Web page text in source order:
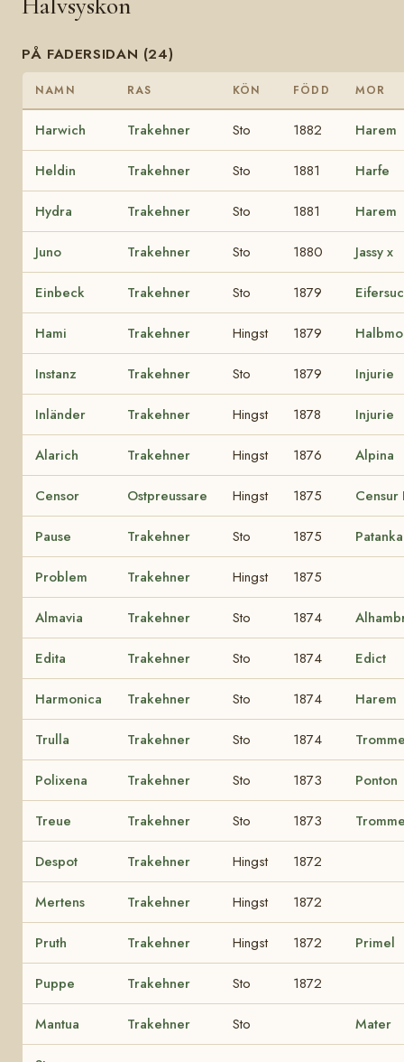
PÅ FADERSIDAN (24)
NAMN RAS KÖN FÖDD MOR
Harwich Trakehner Sto 1882 Harem
Heldin Trakehner Sto 1881 Harfe
Hydra Trakehner Sto 1881 Harem
Juno Trakehner Sto 1880 Jassy x
Einbeck Trakehner Sto 1879
Hami Trakehner Hingst 1879
Instanz Trakehner Sto 1879 Injurie
Inländer Trakehner Hingst 1878 Injurie
Alarich Trakehner Hingst 1876 Alpina
Censor Ostpreussare Hingst 1875 Censur
Pause Trakehner Sto 1875 Patanka
Problem Trakehner Hingst 1875
Almavia Trakehner Sto 1874
Edita Trakehner Sto 1874 Edict
Harmonica Trakehner Sto 1874 Harem
Trulla Trakehner Sto 1874
Polixena Trakehner Sto 1873 Ponton
Treue Trakehner Sto 1873
Despot Trakehner Hingst 1872
Mertens Trakehner Hingst 1872
Pruth Trakehner Hingst 1872 Primel
Puppe Trakehner Sto 1872
Mantua Trakehner Sto Mater